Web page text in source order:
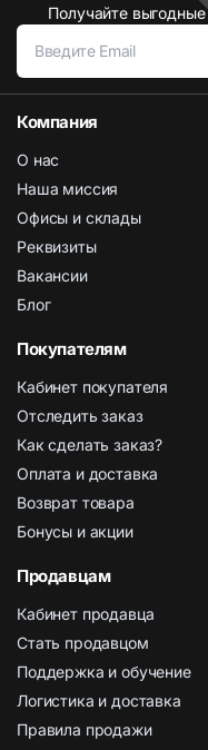
Получайте
Компания
О нас
Наша миссия
Офисы и склады
Реквизиты
Вакансии
Блог
Покупателям
Кабинет покупателя
Отследить заказ
Как сделать заказ?
Оплата и доставка
Возврат товара
Бонусы и акции
Продавцам
Кабинет продавца
Стать продавцом
Поддержка и обучение
Логистика и доставка
Правила продажи